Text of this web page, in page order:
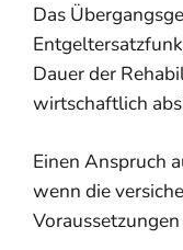
Das
Dauer der
wirtschaftlich
Einen Anspruch
wenn die